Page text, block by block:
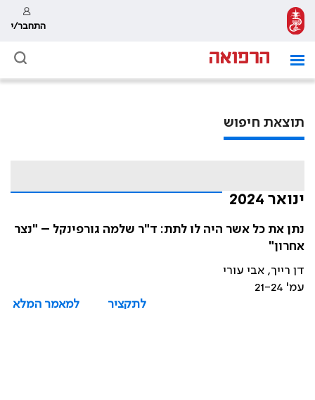
התחבר/י
תוצאת חיפוש
ינואר 2024
נתן את כל אשר היה לו לתת: ד"ר שלמה גורפינקל – "נצר
אחרון"
דן רייך, אבי עורי
עמ' 21-24
לתקציר
למאמר המלא